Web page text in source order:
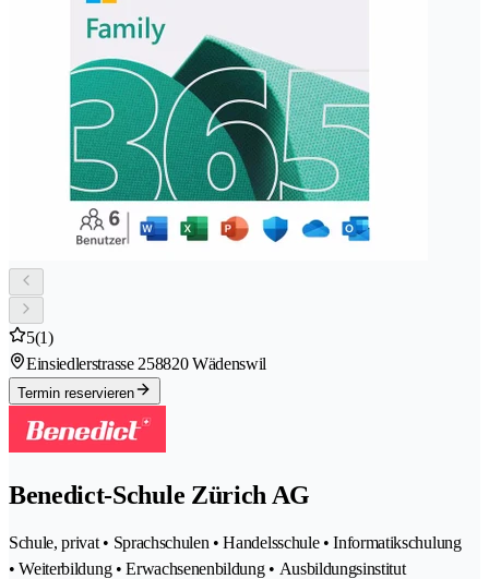
5(1)
Einsiedlerstrasse 258820 Wädenswil
Termin reservieren
Benedict-Schule Zürich AG
Schule, privat • Sprachschulen • Handelsschule • Informatikschulung
• Weiterbildung • Erwachsenenbildung • Ausbildungsinstitut